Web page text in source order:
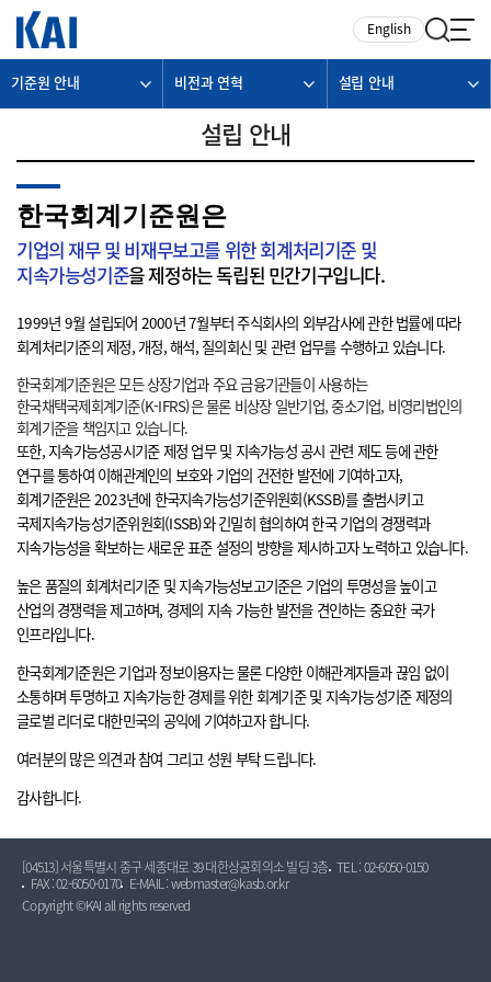
English
기준원 안내 비전과 연혁 설립 안내
설립 안내
한국회계기준원은
기업의 재무 및 비재무보고를 위한 회계처리기준 및
지속가능성기준을 제정하는 독립된 민간기구입니다.
1999년 9월 설립되어 2000년 7월부터 주식회사의 외부감사에 관한 법률에 따라
회계처리기준의 제정, 개정, 해석, 질의회신 및 관련 업무를 수행하고 있습니다.
한국회계기준원은 모든 상장기업과 주요 금융기관들이 사용하는
한국채택국제회계기준(K-IFRS)은 물론 비상장 일반기업, 중소기업, 비영리법인의
회계기준을 책임지고 있습니다.
또한, 지속가능성공시기준 제정 업무 및 지속가능성 공시 관련 제도 등에 관한
연구를 통하여 이해관계인의 보호와 기업의 건전한 발전에 기여하고자,
회계기준원은 2023년에 한국지속가능성기준위원회(KSSB)를 출범시키고
국제지속가능성기준위원회(ISSB)와 긴밀히 협의하여 한국 기업의 경쟁력과
지속가능성을 확보하는 새로운 표준 설정의 방향을 제시하고자 노력하고 있습니다.
높은 품질의 회계처리기준 및 지속가능성보고기준은 기업의 투명성을 높이고
산업의 경쟁력을 제고하며, 경제의 지속 가능한 발전을 견인하는 중요한 국가
인프라입니다.
한국회계기준원은 기업과 정보이용자는 물론 다양한 이해관계자들과 끊임 없이
소통하며 투명하고 지속가능한 경제를 위한 회계기준 및 지속가능성기준 제정의
글로벌 리더로 대한민국의 공익에 기여하고자 합니다.
여러분의 많은 의견과 참여 그리고 성원 부탁 드립니다.
감사합니다.
[04513] 서울특별시 중구 세종대로 39 대한상공회의소 빌딩 3층 TEL : 02-6050-0150
FAX : 02-6050-0170
E-MAIL : webmaster@kasb.or.kr
Copyright ©KAI all rights reserved